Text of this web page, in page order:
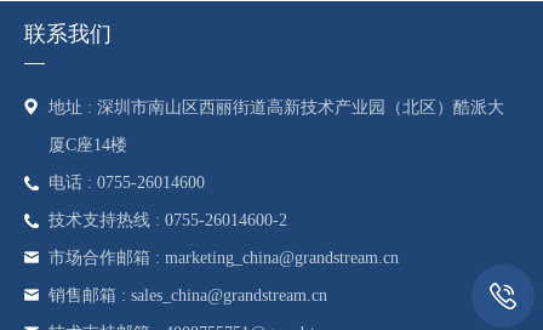
联系我们
地址 : 深圳市南山区西丽街道高新技术产业园（北区）酷派大
厦C座14楼
电话 : 0755-26014600
技术支持热线 : 0755-26014600-2
市场合作邮箱 : marketing_china@grandstream.cn
销售邮箱 : sales_china@grandstream.cn